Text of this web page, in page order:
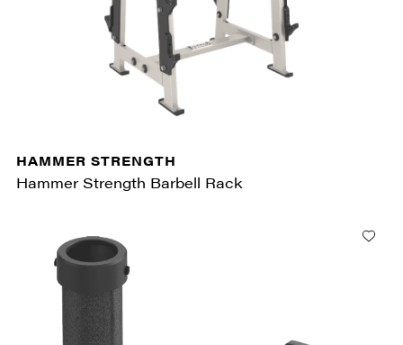
HAMMER STRENGTH
Hammer Strength Barbell Rack